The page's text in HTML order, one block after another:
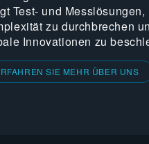
Test- und Messlösungen,
zu durchbrechen
Innovationen zu
SIE MEHR ÜBER UNS